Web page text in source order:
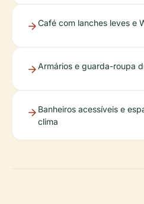
Café com lanches leves e
Armários e guarda-roupa
Banheiros acessíveis e
clima